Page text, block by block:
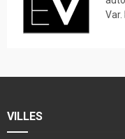
Var.
VILLES